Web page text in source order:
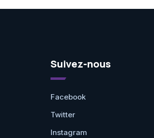
Suivez-nous
Facebook
Twitter
Instagram